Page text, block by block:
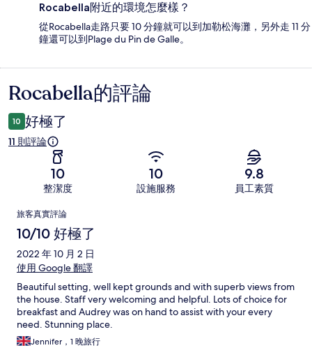
Rocabella附近的環境怎麼樣？
從Rocabella走路只要 10 分鐘就可以到加勒松海灘，另外走 11 分
鐘還可以到Plage du Pin de Galle。
評
論
Rocabella的評論
10 好極了
11 則評論
10
整潔度
10
設施服務
9.8
員工素質
評
論
旅客真實評論
10/10 好極了
2022 年 10 月 2 日
使用 Google 翻譯
Beautiful setting, well kept grounds and with superb views from
the house. Staff very welcoming and helpful. Lots of choice for
breakfast and Audrey was on hand to assist with your every
need. Stunning place.
Jennifer，1 晚旅行